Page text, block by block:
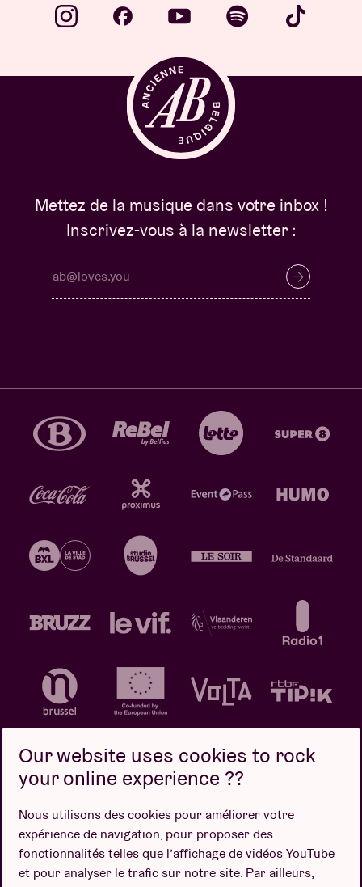
Mettez de la musique dans votre inbox !
Inscrivez-vous à la newsletter :
Politique de confidentialité
Politique de cookies
Conditions de vente
Design par
Our website uses cookies to rock
your online experience ??
Nous utilisons des cookies pour améliorer votre
expérience de navigation, pour proposer des
fonctionnalités telles que l’affichage de vidéos YouTube
et pour analyser le trafic sur notre site. Par ailleurs,